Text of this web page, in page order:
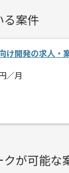
精算基準時
る案件
け開発の求人・
円／月
クが可能な